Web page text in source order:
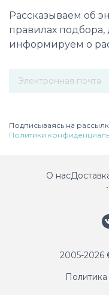
Рассказываем об
правилах
информируем о
Подписываясь на
Политики
О нас
2005-2026